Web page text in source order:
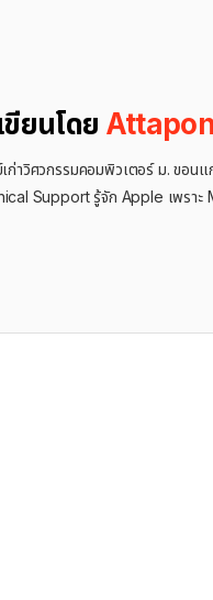
ขียนโดย
ก่าวิศวกรรมคอมพิวเตอร์ ม. ขอ
Support รู้จัก ​Apple เพราะ